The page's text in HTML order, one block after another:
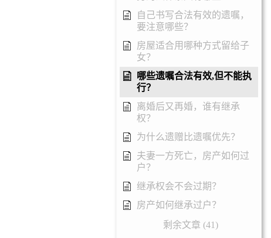
自己书写合法有效的遗嘱，
要注意哪些？
房屋适合用哪种方式留给子
女？
哪些遗嘱合法有效,但不能执
行？
离婚后又再婚，谁有继承
权？
为什么遗赠比遗嘱优先？
夫妻一方死亡，房产如何过
户？
继承权会不会过期？
房产如何继承过户？
剩余文章 (41)